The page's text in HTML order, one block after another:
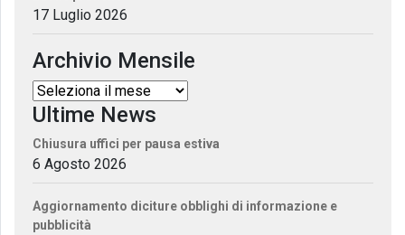
17 Luglio 2026
Archivio Mensile
Ultime News
Chiusura uffici per pausa estiva
6 Agosto 2026
Aggiornamento diciture obblighi di informazione e
pubblicità